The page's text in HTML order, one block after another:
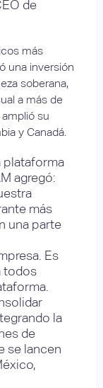
de
más
una inversión
soberana,
a más de
su
y Canadá.
plataforma
agregó:
más
una parte
Es
todos
la
de
se lancen